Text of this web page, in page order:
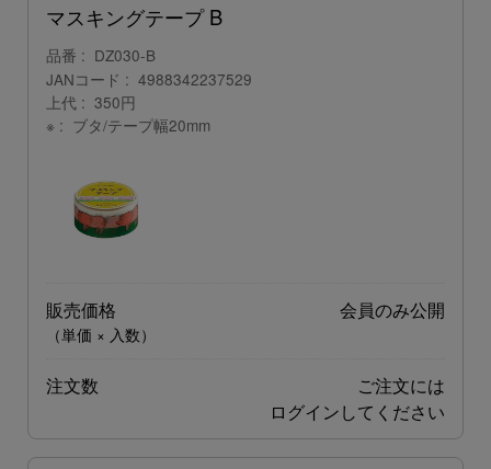
マスキングテープ B
品番
DZ030-B
JANコード
4988342237529
上代
350円
※
ブタ/テープ幅20mm
販売価格
（単価 × 入数）
会員のみ公開
注文数
ご注文には
ログインしてください